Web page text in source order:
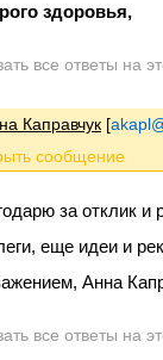
здоровья,
все ответы на
Каправчук [
за отклик и
eще идеи и
Анна
все ответы на